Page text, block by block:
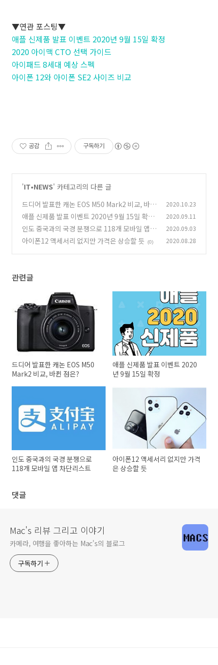
▼연관 포스팅▼
애플 신제품 발표 이벤트 2020년 9월 15일 확정
2020 아이맥 CTO 선택 가이드
아이패드 8세대 예상 스펙
아이폰 12와 아이폰 SE2 사이즈 비교
공감 구독하기
'IT•NEWS' 카테고리의 다른 글
드디어 발표한 캐논 EOS M50 Mark2 비교, 바뀐
점은? (0)
2020.10.23
애플 신제품 발표 이벤트 2020년 9월 15일 확정
(0)
2020.09.11
인도 중국과의 국경 분쟁으로 118개 모바일 앱
차단리스트
(0)
2020.09.03
아이폰12 액세서리 없지만 가격은 상승할 듯 (0) 2020.08.28
관련글
드디어 발표한 캐논 EOS M50
Mark2 비교, 바뀐 점은?
애플 신제품 발표 이벤트 2020
년 9월 15일 확정
인도 중국과의 국경 분쟁으로
118개 모바일 앱 차단리스트
아이폰12 액세서리 없지만 가격
은 상승할 듯
댓글
Mac's 리뷰 그리고 이야기
카메라, 여행을 좋아하는 Mac's의 블로그
구독하기